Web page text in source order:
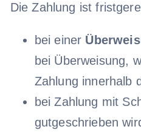
Die Zahlung ist
bei einer
bei Überweisung,
Zahlung innerhalb
bei Zahlung mit
gutgeschrieben